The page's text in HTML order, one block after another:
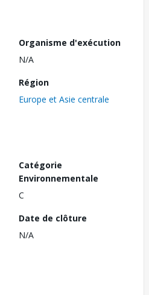
Organisme d'exécution
N/A
Région
Europe et Asie centrale
Catégorie
Environnementale
C
Date de clôture
N/A